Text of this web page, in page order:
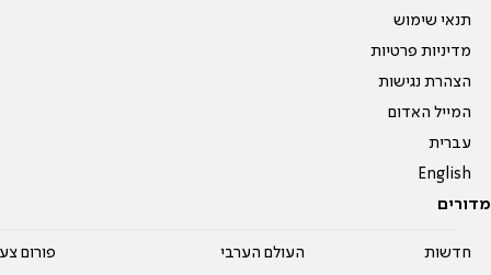
תנאי שימוש
מדיניות פרטיות
הצהרת נגישות
המייל האדום
עברית
English
מדורים
חדשות
העולם הערבי
פורום